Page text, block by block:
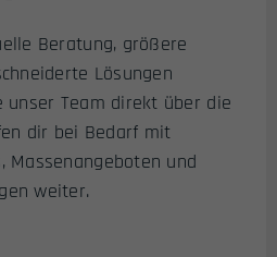
Beratung, größere
Lösungen
Team direkt über die
dir bei Bedarf mit
Massenangeboten und
weiter.